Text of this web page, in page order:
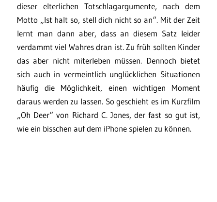
dieser elterlichen Totschlagargumente, nach dem
Motto „Ist halt so, stell dich nicht so an“. Mit der Zeit
lernt man dann aber, dass an diesem Satz leider
verdammt viel Wahres dran ist. Zu früh sollten Kinder
das aber nicht miterleben müssen. Dennoch bietet
sich auch in vermeintlich unglücklichen Situationen
häufig die Möglichkeit, einen wichtigen Moment
daraus werden zu lassen. So geschieht es im Kurzfilm
„Oh Deer“ von Richard C. Jones, der fast so gut ist,
wie ein bisschen auf dem iPhone spielen zu können.